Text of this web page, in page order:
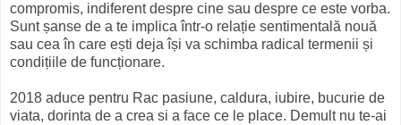
compromis, indiferent despre cine sau despre ce este vorba.
Sunt șanse de a te implica într-o relație sentimentală nouă
sau cea în care ești deja își va schimba radical termenii și
condițiile de funcționare.
2018 aduce pentru Rac pasiune, caldura, iubire, bucurie de
viata, dorinta de a crea si a face ce le place. Demult nu te-ai